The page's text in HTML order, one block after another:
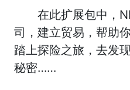
在此扩展包中，
司，建立贸易，帮助
踏上探险之旅，去发
秘密……